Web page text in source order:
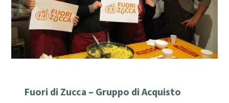
Fuori di Zucca – Gruppo di Acquisto